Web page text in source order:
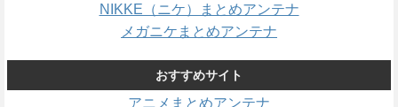
NIKKE（ニケ）まとめアンテナ
メガニケまとめアンテナ
おすすめサイト
アニメまとめアンテナ